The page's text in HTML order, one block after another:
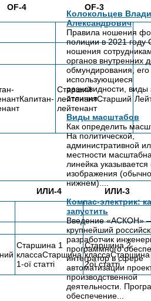
OF-4 OF-3
Старший
лейтенантСтарший
лейтенант
ИЛИ-4 ИЛИ-3
Старшина 1
классаСтаршина
1-ої статті
Старшина 2
классаСтаршина
2ої статті
Колокольцев
Александрович
Правила ношения
полиции в 2021 году
ношения
органов внутренних
обмундирования, его
использующиеся
разновидности, виды
отличия...
Виды масштабов
Как определить
На политической,
административной
местности
линейка указывается
изображения
нижнем)....
Компас-электрик:
запустить
Введение «АСКОН»
крупнейший
разработчик
программного
интегратор в сфере
автоматизации
производственной
деятельности.
обеспечение...